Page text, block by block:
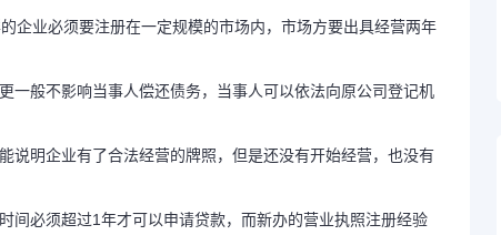
企业必须要注册在一定规模的市场内，市场方要出具经营两年
一般不影响当事人偿还债务，当事人可以依法向原公司登记机
说明企业有了合法经营的牌照，但是还没有开始经营，也没有
间必须超过1年才可以申请贷款，而新办的营业执照注册经验